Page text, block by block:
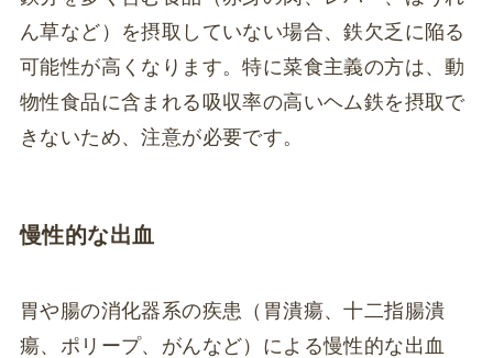
ん草など）を摂取していない場合、鉄欠乏に陥る
可能性が高くなります。特に菜食主義の方は、動
物性食品に含まれる吸収率の高いヘム鉄を摂取で
きないため、注意が必要です。
慢性的な出血
胃や腸の消化器系の疾患（胃潰瘍、十二指腸潰
瘍、ポリープ、がんなど）による慢性的な出血